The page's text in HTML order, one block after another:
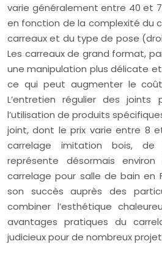
varie généralement entre 40 et
en fonction de la complexité du
carreaux et du type de pose
Les carreaux de grand format,
une manipulation plus délicate
ce qui peut augmenter le
L’entretien régulier des
l’utilisation de produits
joint, dont le prix varie entre 8
carrelage imitation bois,
représente désormais
carrelage pour salle de bain en
son succès auprès des
combiner l’esthétique
avantages pratiques du
judicieux pour de nombreux